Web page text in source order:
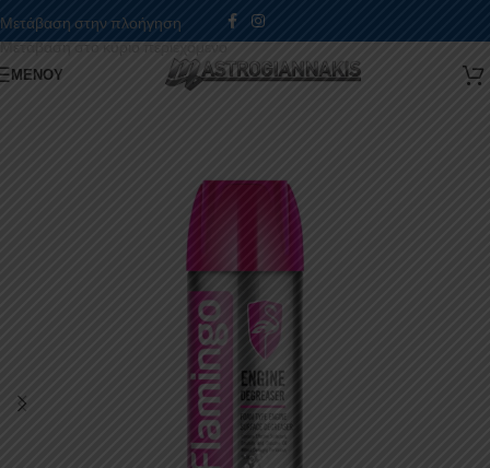
Μετάβαση στην πλοήγηση
Μετάβαση στο κύριο περιεχόμενο
ΜΕΝΟΎ